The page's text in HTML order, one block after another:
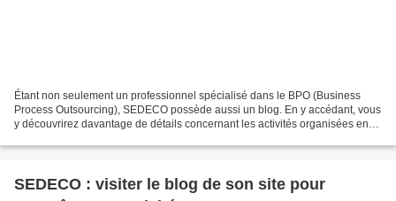
Étant non seulement un professionnel spécialisé dans le BPO (Business
Process Outsourcing), SEDECO possède aussi un blog. En y accédant, vous
y découvrirez davantage de détails concernant les activités organisées en
SEDECO : visiter le blog de son site pour